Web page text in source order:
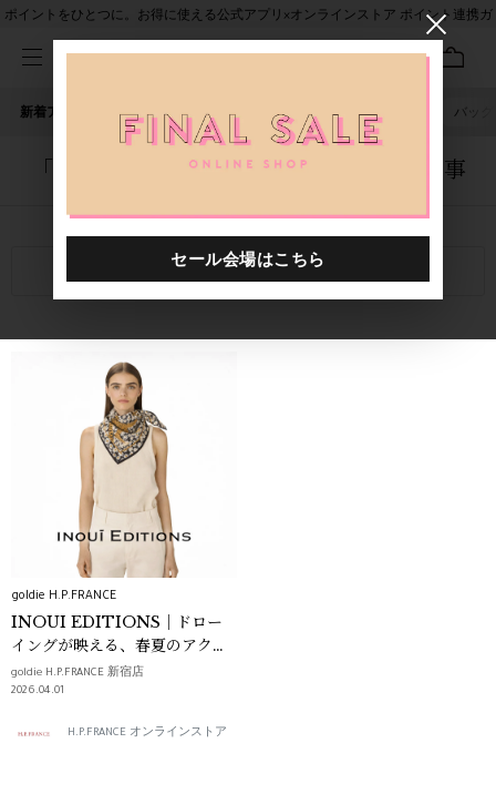
ポイントをひとつに。お得に使える公式アプリ×オンラインストア ポイント連携ガ
新着アイテム 人気ワード セール 40th限定 バッグ
「4132202.2610005.0010」に関する記事
関連キーワード
goldie H.P.FRANCE
INOUI EDITIONS｜ドロー
イングが映える、春夏のアクセ
ント
goldie H.P.FRANCE 新宿店
2026.04.01
H.P.FRANCE オンラインストア